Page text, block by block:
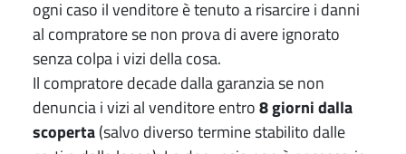
ogni caso il venditore è tenuto a risarcire i danni
al compratore se non prova di avere ignorato
senza colpa i vizi della cosa.
Il compratore decade dalla garanzia se non
denuncia i vizi al venditore entro8 giornidalla
scoperta(salvo diverso termine stabilito dalle